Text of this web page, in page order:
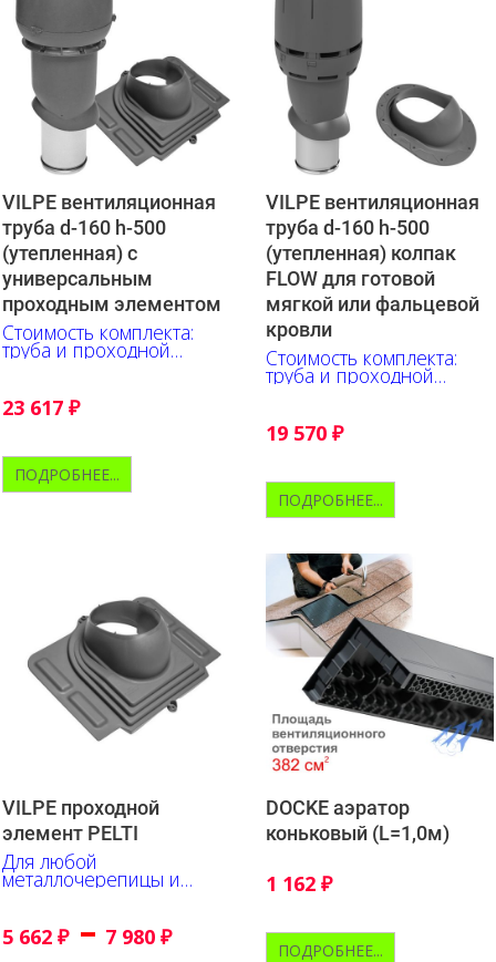
VILPE вентиляционная
труба d-160 h-500
(утепленная) с
универсальным
проходным элементом
Стоимость комплекта:
труба и проходной
элемент
23 617 ₽
ПОДРОБНЕЕ...
VILPE вентиляционная
труба d-160 h-500
(утепленная) колпак
FLOW для готовой
мягкой или фальцевой
кровли
Стоимость комплекта:
труба и проходной
элемент
19 570 ₽
ПОДРОБНЕЕ...
VILPE проходной
элемент PELTI
Для любой
металлочерепицы и
профнастила
5 662 ₽ – 7 980 ₽
DOCKE аэратор
коньковый (L=1,0м)
1 162 ₽
ПОДРОБНЕЕ...